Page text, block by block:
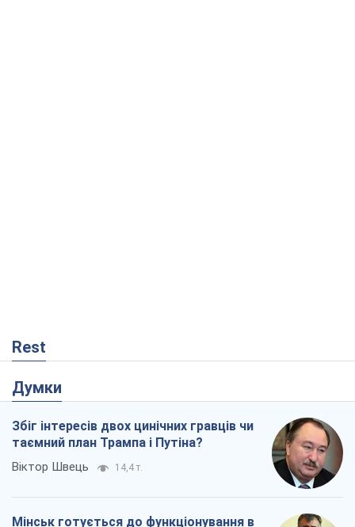
Rest
Думки
Збіг інтересів двох цинічних гравців чи
таємний план Трампа і Путіна?
Віктор Швець 14,4 т.
Мінськ готується до функціонування в